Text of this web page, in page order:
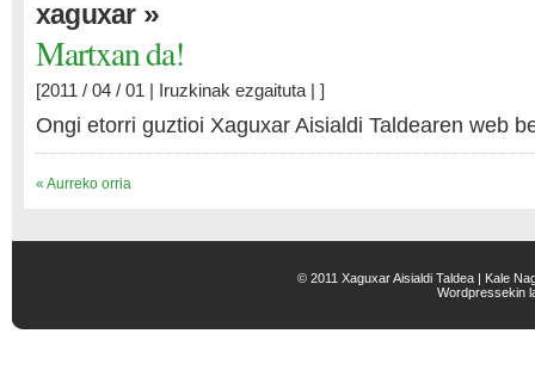
xaguxar»
Martxan da!
[2011 / 04 / 01 | Iruzkinak ezgaituta | ]
Ongi etorri guztioi Xaguxar Aisialdi Taldearen web
« Aurreko orria
© 2011 Xaguxar Aisialdi Taldea | Kale
Wordpressekin